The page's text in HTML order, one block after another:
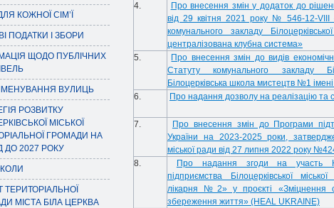
КОЖНОЇ СІМ’Ї
ПОДАТКИ І ЗБОРИ
ЩОДО ПУБЛІЧНИХ
ВУЛИЦЬ
РОЗВИТКУ
МІСЬКОЇ
ГРОМАДИ НА
ДО 2027 РОКУ
ТЕРИТОРІАЛЬНОЇ
МІСТА БІЛА ЦЕРКВА
4.
Про внесення змін у додаток до
від 29 квітня 2021 року № 546-12-VIII
комунального закладу
централізована клубна система»
5.
Про внесення змін до видів
Статуту комунального закладу
Білоцерківська школа мистецтв №1
6. Про надання дозволу на реалізацію та
7.
Про внесення змін до Програми
України на 2023-2025 роки,
міської ради від 27 липня 2022 року
8.
Про надання згоди на участь
підприємства Білоцерківської
лікарня №2» у проєкті «Зміцнення
збереження життя» (HEAL UKRAINE)